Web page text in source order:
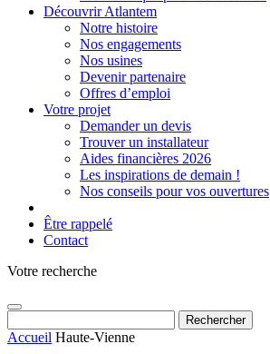
Découvrir Atlantem
Notre histoire
Nos engagements
Nos usines
Devenir partenaire
Offres d’emploi
Votre projet
Demander un devis
Trouver un installateur
Aides financières 2026
Les inspirations de demain !
Nos conseils pour vos ouvertures
Être rappelé
Contact
Votre recherche
Accueil Haute-Vienne